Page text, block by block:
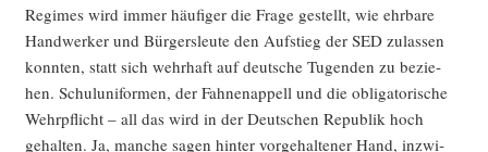
Regimes wird immer häu­fi­ger die Fra­ge gestellt, wie ehr­ba­re
Hand­wer­ker und Bür­gers­leu­te den Auf­stieg der SED zulas­sen
konn­ten, statt sich wehr­haft auf deut­sche Tugen­den zu bezie­
hen. Schul­uni­for­men, der Fah­nen­ap­pell und die obli­ga­to­ri­sche
Wehr­pflicht – all das wird in der Deut­schen Repu­blik hoch
gehal­ten. Ja, man­che sagen hin­ter vor­ge­hal­te­ner Hand, inzwi­